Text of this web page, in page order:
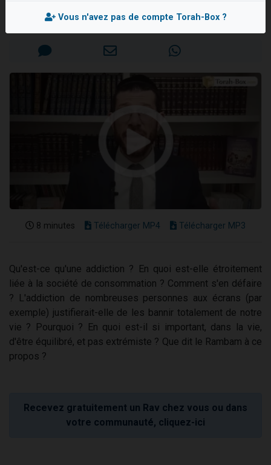
3 personnes viennent de faire un don pour 5 jours de vacances aux Orphelins
2 personnes viennent de faire un don pour Tsédaka : pauvres d'Israel
Rav Yona GHERTMAN
Mis en ligne le Lundi 29 Août 2022
8 minutes Télécharger MP4 Télécharger MP3
Qu'est-ce qu'une addiction ? En quoi est-elle étroitement
liée à la société de consommation ? Comment s'en défaire
? L'addiction de nombreuses personnes aux écrans (par
exemple) justifierait-elle de les bannir totalement de notre
vie ? Pourquoi ? En quoi est-il si important, dans la vie,
d'être équilibré, et pas extrémiste ? Que dit le Rambam à ce
propos ?
Recevez gratuitement un Rav chez vous ou dans
votre communauté, cliquez-ici
Vous n'avez pas de compte Torah-Box ?